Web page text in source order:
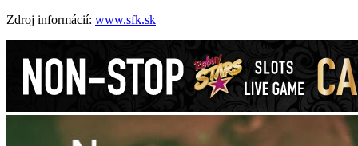
Zdroj informácií: www.sfk.sk